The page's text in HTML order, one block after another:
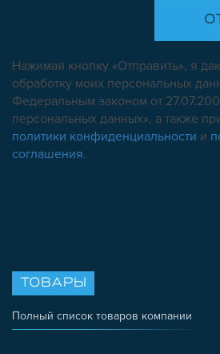
Нажимая кнопку «Отправить», я
обработку моих персональных
Федеральным законом от
персональных данных», а также
политики конфиденциальности и
соглашения.
ТОВАРЫ
Полный список товаров компании